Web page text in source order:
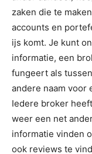
zaken die te
accounts en
ijs komt. Je kunt
informatie, een
fungeert als
andere naam voor
Iedere broker
weer een net
informatie vinden
ook reviews te